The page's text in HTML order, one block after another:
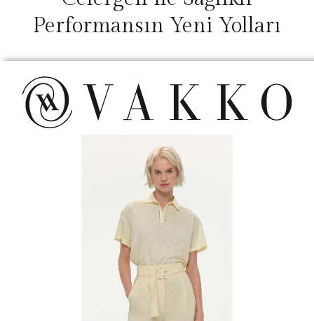
Performansın Yeni Yolları